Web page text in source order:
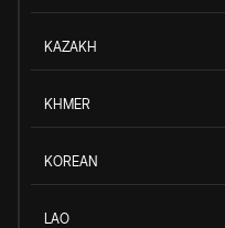
KAZAKH
KHMER
KOREAN
LAO